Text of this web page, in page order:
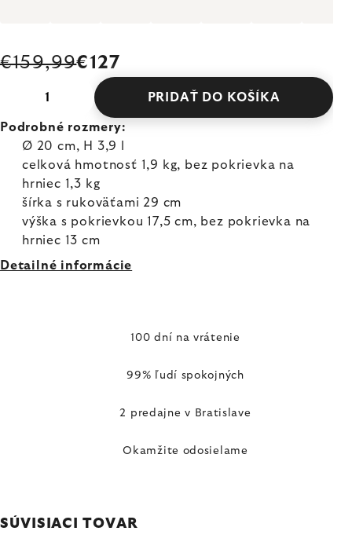
€159,99€127
PRIDAŤ DO KOŠÍKA
Podrobné rozmery:
Ø 20 cm, H 3,9 l
celková hmotnosť 1,9 kg, bez pokrievka na
hrniec 1,3 kg
šírka s rukoväťami 29 cm
výška s pokrievkou 17,5 cm, bez pokrievka na
hrniec 13 cm
Detailné informácie
100 dní na vrátenie
99% ľudí spokojných
2 predajne v Bratislave
Okamžite odosielame
SÚVISIACI TOVAR